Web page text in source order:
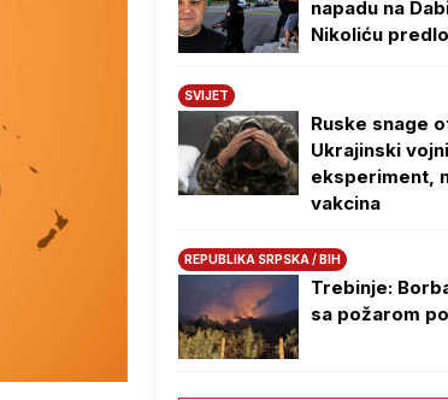
napadu na
Nikoliću
SVIJET
Ruske snage
Ukrajinski
eksperiment,
vakcina
REPUBLIKA SRPSKA / BIH
Trebinje:
sa požarom